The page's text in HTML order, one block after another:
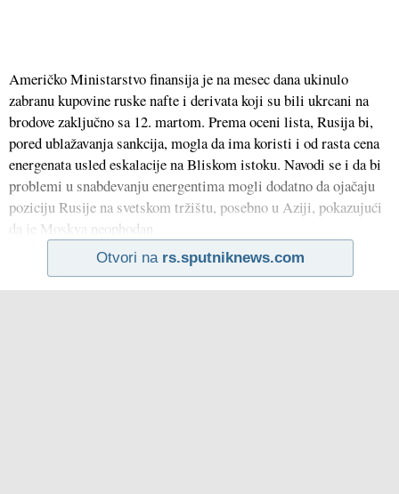
Američko Ministarstvo finansija je na mesec dana ukinulo
zabranu kupovine ruske nafte i derivata koji su bili ukrcani na
brodove zaključno sa 12. martom. Prema oceni lista, Rusija bi,
pored ublažavanja sankcija, mogla da ima koristi i od rasta cena
energenata usled eskalacije na Bliskom istoku. Navodi se i da bi
problemi u snabdevanju energentima mogli dodatno da ojačaju
poziciju Rusije na svetskom tržištu, posebno u Aziji, pokazujući
da je Moskva neophodan
Otvori na rs.sputniknews.com